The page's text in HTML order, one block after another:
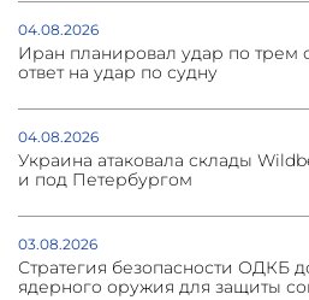
04.08.2026
Иран планировал удар по трем
ответ на удар по судну
04.08.2026
Украина атаковала склады
и под Петербургом
03.08.2026
Стратегия безопасности ОДКБ
ядерного оружия для защиты